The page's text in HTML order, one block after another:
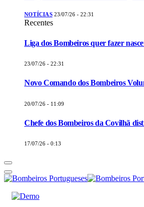
NOTÍCIAS 23/07/26 - 22:31
Recentes
Liga dos Bombeiros quer fazer
23/07/26 - 22:31
Novo Comando dos Bombeiros
20/07/26 - 11:09
Chefe dos Bombeiros da Covilhã
17/07/26 - 0:13